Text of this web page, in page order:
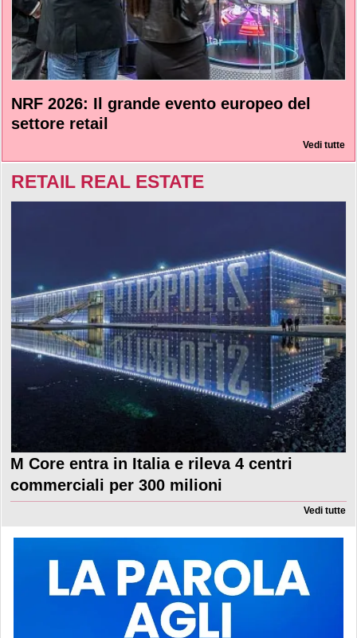
NRF 2026: Il grande evento europeo del
settore retail
Vedi tutte
RETAIL REAL ESTATE
M Core entra in Italia e rileva 4 centri
commerciali per 300 milioni
Vedi tutte